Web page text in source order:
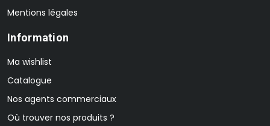
Mentions légales
Information
Ma wishlist
Catalogue
Nos agents commerciaux
Où trouver nos produits ?